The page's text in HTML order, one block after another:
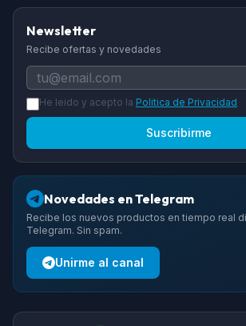
Newsletter
Recibe ofertas y novedades
He leido y acepto la Politica de Privacidad
Suscribirme
Novedades en Telegram
Recibe los nuevos productos en tiempo real
Telegram. Sin spam.
Unirme al canal